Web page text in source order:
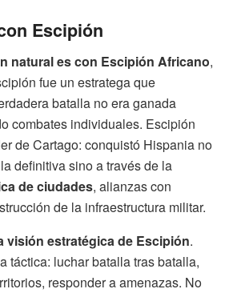
Escipión
natural es con Escipión Africano,
fue un estratega que
batalla no era ganada
combates individuales. Escipión
de Cartago: conquistó Hispania no
definitiva sino a través de la
de ciudades, alianzas con
de la infraestructura militar.
visión estratégica de Escipión.
táctica: luchar batalla tras batalla,
responder a amenazas. No